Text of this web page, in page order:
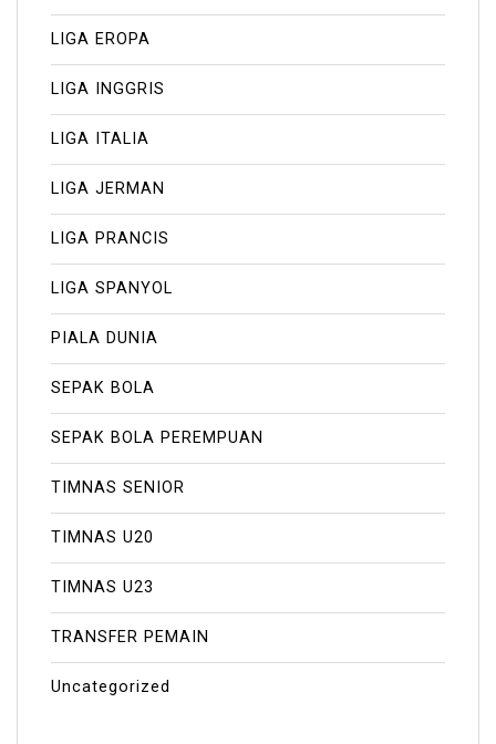
LIGA EROPA
LIGA INGGRIS
LIGA ITALIA
LIGA JERMAN
LIGA PRANCIS
LIGA SPANYOL
PIALA DUNIA
SEPAK BOLA
SEPAK BOLA PEREMPUAN
TIMNAS SENIOR
TIMNAS U20
TIMNAS U23
TRANSFER PEMAIN
Uncategorized